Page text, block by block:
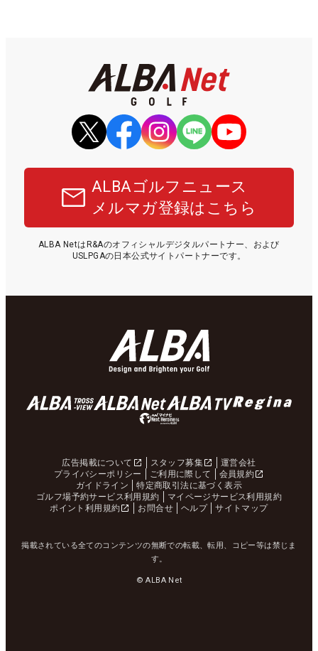
ALBAゴルフニュース
メルマガ登録はこちら
ALBA NetはR&Aのオフィシャルデジタルパートナー、および
USLPGAの日本公式サイトパートナーです。
広告掲載について スタッフ募集
運営会社
プライバシーポリシー
ご利用に際して
会員規約
ガイドライン
特定商取引法に基づく表示
ゴルフ場予約サービス利用規約
マイページサービス利用規約
ポイント利用規約
お問合せ ヘルプ サイトマップ
掲載されている全てのコンテンツの無断での転載、転用、コピー等は禁じま
す。
© ALBA Net